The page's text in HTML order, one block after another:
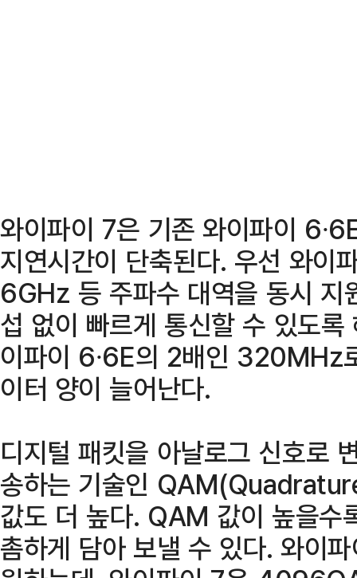
와이파이 7은 기존 와이파이
지연시간이 단축된다. 우선 와
6GHz 등 주파수 대역을 동시 지
섭 없이 빠르게 통신할 수 있도
이파이 6∙6E의 2배인 320MHz
이터 양이 늘어난다.
디지털 패킷을 아날로그 신호로
송하는 기술인
값도 더 높다. QAM 값이 높을수
촘하게 담아 보낼 수 있다. 와이